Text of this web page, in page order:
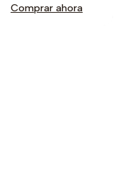
Comprar ahora